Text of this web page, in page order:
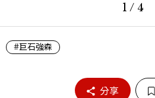
1 / 4
#巨石強森
分享